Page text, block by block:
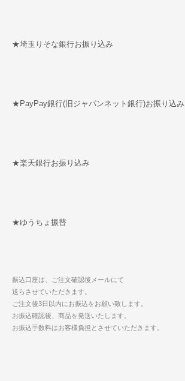
★埼玉りそな銀行お振り込み
★PayPay銀行(旧ジャパンネット銀行)お振り込み
★楽天銀行お振り込み
★ゆうちょ振替
振込口座は、ご注文確認後メールにて
送らさせていただきます。
ご注文後3日以内にお振込をお願い致します。
お振込確認後、商品を発送いたします。
お振込手数料はお客様負担とさせていただきます。